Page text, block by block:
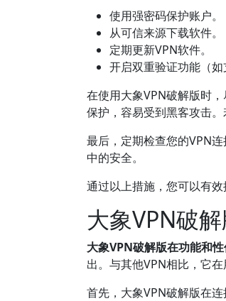
使用强密码保护账户。
从可信来源下载软件。
定期更新VPN软件。
开启双重验证功能（如
在使用大象VPN破解版时
保护，容易受到黑客攻击。
最后，定期检查您的VPN
中的安全。
通过以上措施，您可以有
大象VPN破
大象VPN破解版在功能和性
出。与其他VPN相比，它
首先，大象VPN破解版在